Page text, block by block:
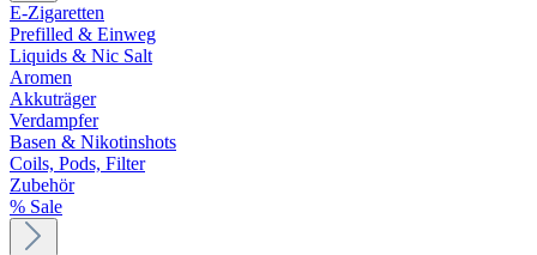
E-Zigaretten
Prefilled & Einweg
Liquids & Nic Salt
Aromen
Akkuträger
Verdampfer
Basen & Nikotinshots
Coils, Pods, Filter
Zubehör
% Sale